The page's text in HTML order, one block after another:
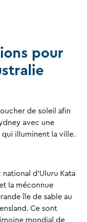
pour
de soleil afin
avec une
illuminent la ville.
national d'Uluru Kata
la méconnue
île de sable au
Ce sont
mondial de